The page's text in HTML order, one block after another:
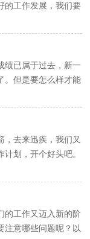
的工作发展，我们要
计划犯...
绩已属于过去，新一
。但是要怎么样才能
个人...
，去来迅疾，我们又
划，开个好头吧。
小编收集...
的工作又迈入新的阶
注意哪些问题呢？以